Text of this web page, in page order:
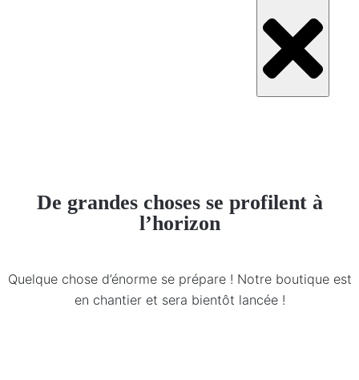
De grandes choses se profilent à
l’horizon
Quelque chose d’énorme se prépare ! Notre boutique est
en chantier et sera bientôt lancée !